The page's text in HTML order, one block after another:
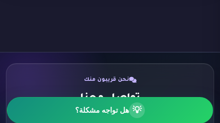
نحن قريبون منك
تواصل معنا
اختر الطريقة الأنسب لك وسنكون سعداء برسالتك.
💡 هل تواجه مشكلة؟